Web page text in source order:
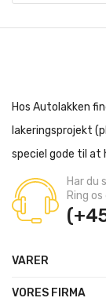
Hos Autolakken
lakeringsprojekt
speciel gode til at
Har du
Ring
VARER
VORES FIRMA